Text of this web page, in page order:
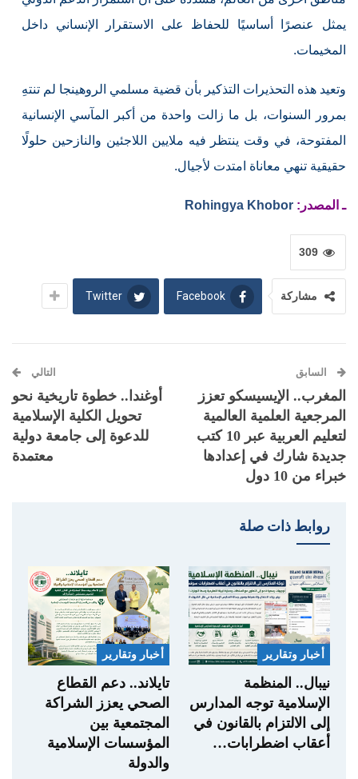
يمثل عنصرًا أساسيًا للحفاظ على الاستقرار الإنساني داخل
المخيمات.
وتعيد هذه التحذيرات التذكير بأن قضية مسلمي الروهينجا لم تنتهِ
بمرور السنوات، بل ما زالت واحدة من أكبر المآسي الإنسانية
المفتوحة، في وقت ينتظر فيه ملايين اللاجئين والنازحين حلولًا
حقيقية تنهي معاناة امتدت لأجيال.
ـ المصدر: Rohingya Khobor
309
مشاركة Facebook
Twitter
السابق
المغرب.. الإيسيسكو تعزز
المرجعية العلمية العالمية
لتعليم العربية عبر 10 كتب
جديدة شارك في إعدادها
خبراء من 10 دول
التالي
أوغندا.. خطوة تاريخية نحو
تحويل الكلية الإسلامية
للدعوة إلى جامعة دولية
معتمدة
روابط ذات صلة
أخبار وتقارير
نيبال.. المنظمة
الإسلامية توجه المدارس
إلى الالتزام بالقانون في
أعقاب اضطرابات…
أخبار وتقارير
تايلاند.. دعم القطاع
الصحي يعزز الشراكة
المجتمعية بين
المؤسسات الإسلامية
والدولة